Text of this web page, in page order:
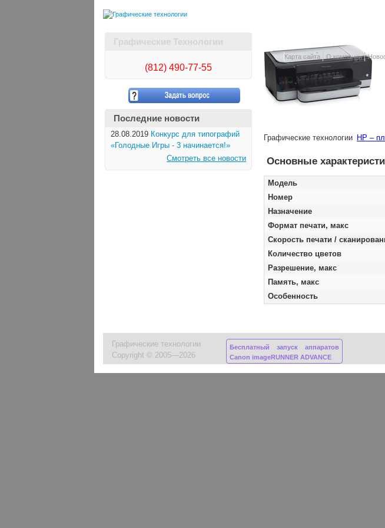
Карта сайта О компании
Графические Технологии
(812) 490-77-55
Последние новости
28.08.2019 Конкурс для типографий
«Голодные Игры - 3 начинается!»
Смотреть все новости
Графические технологии HP –
Основные
Модель
Номер
Назначение
Формат печати, макс
Скорость печати /
Количество цветов
Разрешение, макс
Память, макс
Особенность
Графические технологии
Copyright © 2005—2026
Бесплатный запуск аппаратов
Canon imageRUNNER ADVANCE